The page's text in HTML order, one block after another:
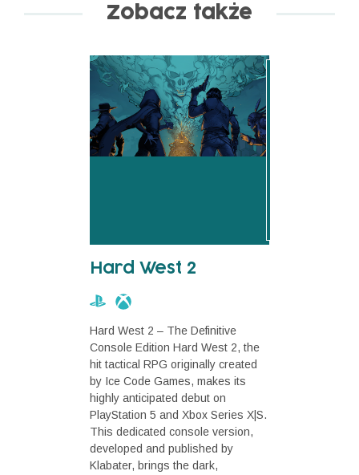
Zobacz także
Hard West 2
Hard West 2 – The Definitive
Console Edition Hard West 2, the
hit tactical RPG originally created
by Ice Code Games, makes its
highly anticipated debut on
PlayStation 5 and Xbox Series X|S.
This dedicated console version,
developed and published by
Klabater, brings the dark,